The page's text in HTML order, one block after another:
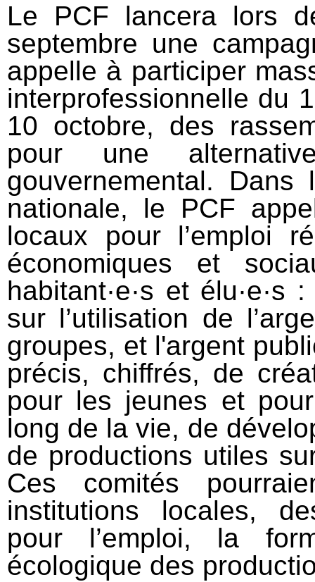
Le PCF lancera lors
septembre une
appelle à participer
interprofessionnelle du
10 octobre, des
pour une
gouvernemental.
nationale, le PCF
locaux pour l’emploi
économiques et
habitant·e·s et
sur l’utilisation de
groupes, et l'argent
précis, chiffrés, de
pour les jeunes et
long de la vie, de
de productions utiles
Ces comités
institutions locales,
pour l’emploi, la
écologique des